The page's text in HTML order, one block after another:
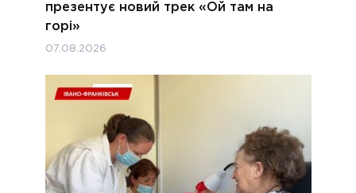
презентує новий трек «Ой там на
горі»
07.08.2026